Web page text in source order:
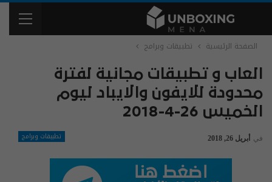
الصفحة الرئيسية تطبيقات وبرامج
العاب و تطبيقات مجانية لفترة
محدودة للايفون والايباد ليوم
الخميس 26-4-2018
تطبيقات وبرامج في أبريل 26, 2018